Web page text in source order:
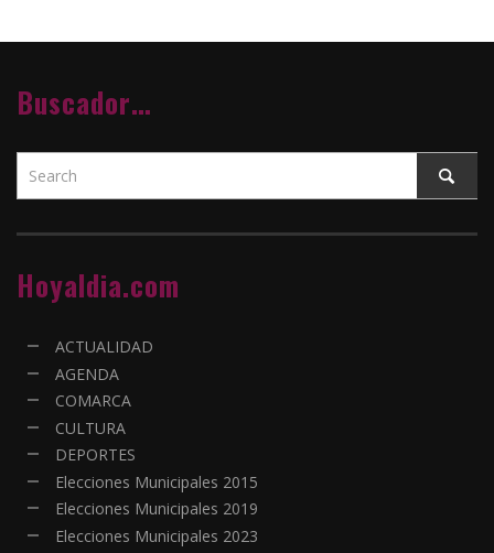
Buscador…
Hoyaldia.com
ACTUALIDAD
AGENDA
COMARCA
CULTURA
DEPORTES
Elecciones Municipales 2015
Elecciones Municipales 2019
Elecciones Municipales 2023